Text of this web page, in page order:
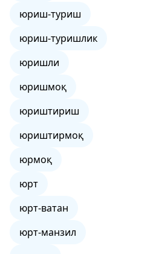
юриш-туриш
юриш-туришлик
юришли
юришмоқ
юриштириш
юриштирмоқ
юрмоқ
юрт
юрт-ватан
юрт-манзил